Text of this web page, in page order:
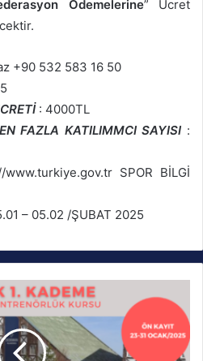
Ödemelerine” Ücret
+90 532 583 16 50
: 4000TL
FAZLA KATILIMMCI SAYISI :
SPOR BİLGİ
– 05.02 /ŞUBAT 2025